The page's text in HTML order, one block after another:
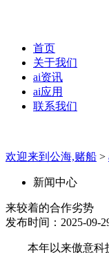
首页
关于我们
ai资讯
ai应用
联系我们
欢迎来到公海,赌船 >
新闻中心
来较着的合作劣势
发布时间：2025-09-
本年以来傲意科技